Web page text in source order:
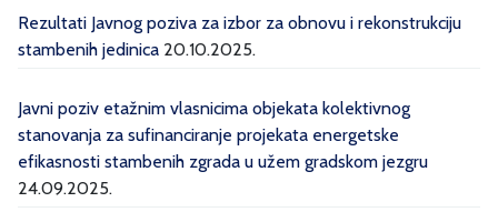
Rezultati Javnog poziva za izbor za obnovu i rekonstrukciju
stambenih jedinica 20.10.2025.
Javni poziv etažnim vlasnicima objekata kolektivnog
stanovanja za sufinanciranje projekata energetske
efikasnosti stambenih zgrada u užem gradskom jezgru
24.09.2025.